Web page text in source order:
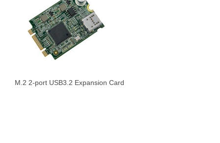
M.2 2-port USB3.2 Expansion Card